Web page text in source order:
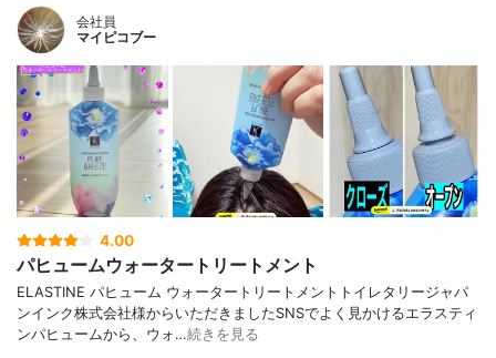
会社員
マイピコブー
4.00
パヒュームウォータートリートメント
ELASTINE パヒューム ウォータートリートメントトイレタリージャパ
ンインク株式会社様からいただきましたSNSでよく見かけるエラスティ
ンパヒュームから、ウォ…続きを見る